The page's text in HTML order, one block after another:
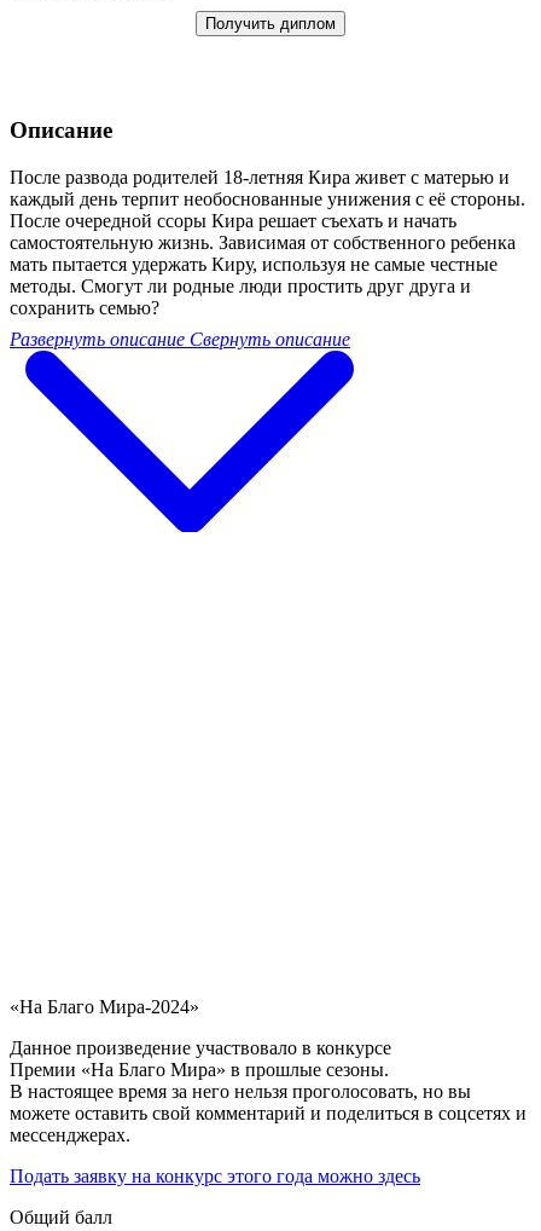
Получить диплом
Описание
После развода родителей 18-летняя Кира живет с матерью и
каждый день терпит необоснованные унижения с её стороны.
После очередной ссоры Кира решает съехать и начать
самостоятельную жизнь. Зависимая от собственного ребенка
мать пытается удержать Киру, используя не самые честные
методы. Смогут ли родные люди простить друг друга и
сохранить семью?
Развернуть описание Свернуть описание
«На Благо Мира-2024»
Данное произведение участвовало в конкурсе
Премии «На Благо Мира» в прошлые сезоны.
В настоящее время за него нельзя проголосовать, но вы
можете оставить свой комментарий и поделиться в соцсетях и
мессенджерах.
Подать заявку на конкурс этого года можно здесь
Общий балл